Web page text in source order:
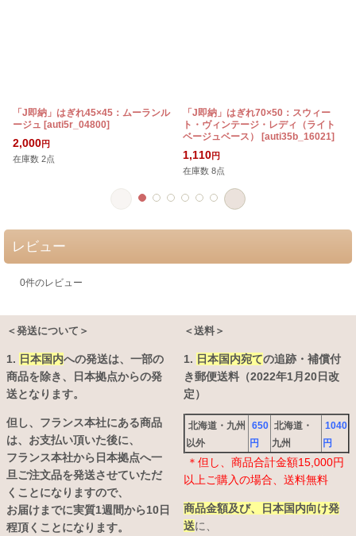
「J即納」はぎれ45×45：ムーランル
ージュ [auti5r_04800]
2,000円
在庫数 2点
「J即納」はぎれ70×50：スウィー
ト・ヴィンテージ・レディ（ライト
ベージュベース）
[auti35b_16021]
1,110円
在庫数 8点
レビュー
0件のレビュー
＜発送について＞
1. 日本国内への発送は、 一部の
商品を除き、日本拠点からの発
送となります。
但し、フランス本社にある商品
は、お支払い頂いた後に、
フランス本社から日本拠点へ一
旦ご注文品を発送させていただ
くことになりますので、
お届けまでに実質1週間から10日
程頂くことになります。
＜送料＞
1. 日本国内宛ての追跡・補償付
き郵便送料（2022年1月20日改
定）
北海道・九州
以外
650
円
北海道・
九州
1040
円
＊但し、商品合計金額15,000円
以上ご購入の場合、送料無料
商品金額及び、日本国内向け発
送に、